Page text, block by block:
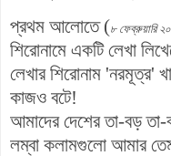
প্রথম আলোতে (৮ ফেব্রুয়ারি
শিরোনামে একটি লেখা
লেখার শিরোনাম 'নরমূত্র'
কাজও বটে!
আমাদের দেশের তা-বড়
লম্বা কলামগুলো আমার